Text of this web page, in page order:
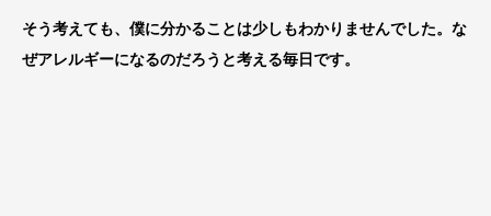
そう考えても、僕に分かることは少しもわかりませんでした。な
ぜアレルギーになるのだろうと考える毎日です。